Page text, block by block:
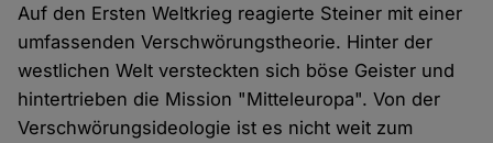
Auf den Ersten Weltkrieg reagierte Steiner mit einer
umfassenden Verschwörungstheorie. Hinter der
westlichen Welt versteckten sich böse Geister und
hintertrieben die Mission "Mitteleuropa". Von der
Verschwörungsideologie ist es nicht weit zum